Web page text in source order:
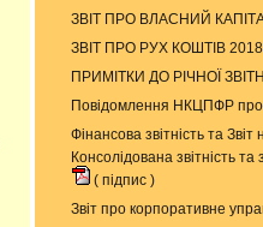
ЗВІТ ПРО ВЛАСНИЙ
ЗВІТ ПРО РУХ КОШТІВ
ПРИМІТКИ ДО РІЧНОЇ
Повідомлення НКЦПФР про
Фінансова звітність та
Консолідована звітність
( підпис )
Звіт про корпоративне